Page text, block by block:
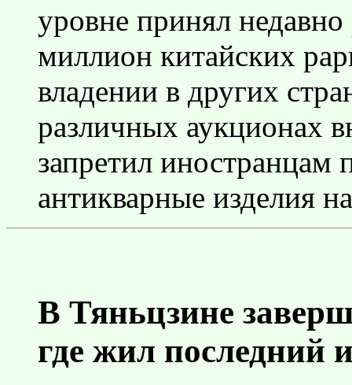
уровне принял
миллион китайских
владении в других
различных аукционах
запретил иностранцам
антикварные изделия
В Тяньцзине
где жил последний